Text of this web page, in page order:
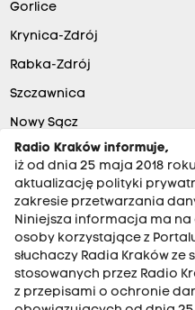
Gorlice
Krynica-Zdrój
Rabka-Zdrój
Szczawnica
Nowy Sącz
RADIO KRAKÓW SA. Aleja
Radio Kraków informuje,
iż od dnia 25 maja 2018
aktualizację polityki
zakresie przetwarzania
Niniejsza informacja ma
osoby korzystające z
słuchaczy Radia Kraków ze
stosowanych przez Radio
z przepisami o ochronie